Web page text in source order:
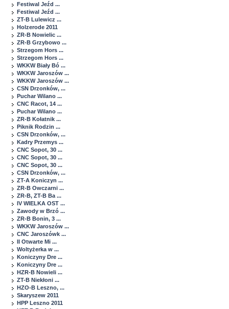
Festiwal Jeźd ...
Festiwal Jeźd ...
ZT-B Lulewicz ...
Holzerode 2011
ZR-B Nowielic ...
ZR-B Grzybowo ...
Strzegom Hors ...
Strzegom Hors ...
WKKW Biały Bó ...
WKKW Jaroszów ...
WKKW Jaroszów ...
CSN Drzonków, ...
Puchar Wilano ...
CNC Racot, 14 ...
Puchar Wilano ...
ZR-B Kołatnik ...
Piknik Rodzin ...
CSN Drzonków, ...
Kadry Przemys ...
CNC Sopot, 30 ...
CNC Sopot, 30 ...
CNC Sopot, 30 ...
CSN Drzonków, ...
ZT-A Koniczyn ...
ZR-B Owczarni ...
ZR-B, ZT-B Ba ...
IV WIELKA OST ...
Zawody w Brzó ...
ZR-B Bonin, 3 ...
WKKW Jaroszów ...
CNC Jaroszówk ...
II Otwarte Mi ...
Woltyżerka w ...
Koniczyny Dre ...
Koniczyny Dre ...
HZR-B Nowieli ...
ZT-B Niekłoni ...
HZO-B Leszno, ...
Skaryszew 2011
HPP Leszno 2011